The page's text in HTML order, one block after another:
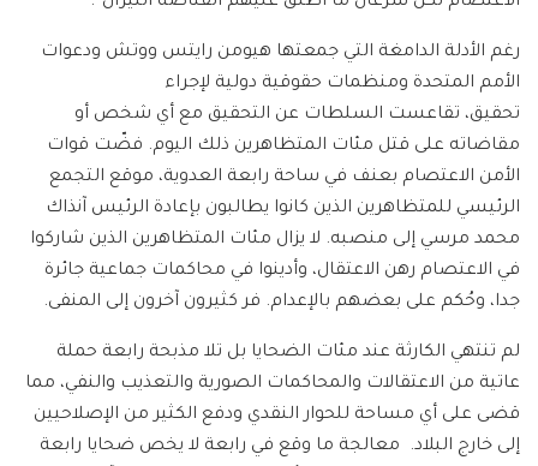
رغم الأدلة الدامغة التي جمعتها هيومن رايتس ووتش ودعوات
الأمم المتحدة ومنظمات حقوقية دولية لإجراء
تحقيق، تقاعست السلطات عن التحقيق مع أي شخص أو
مقاضاته على قتل مئات المتظاهرين ذلك اليوم. فضّت قوات
الأمن الاعتصام بعنف في ساحة رابعة العدوية، موقع التجمع
الرئيسي للمتظاهرين الذين كانوا يطالبون بإعادة الرئيس آنذاك
محمد مرسي إلى منصبه. لا يزال مئات المتظاهرين الذين شاركوا
في الاعتصام رهن الاعتقال، وأدينوا في محاكمات جماعية جائرة
جدا، وحُكم على بعضهم بالإعدام. فر كثيرون آخرون إلى المنفى.
لم تنتهي الكارثة عند مئات الضحايا بل تلا مذبحة رابعة حملة
عاتية من الاعتقالات والمحاكمات الصورية والتعذيب والنفي، مما
قضى على أي مساحة للحوار النقدي ودفع الكثير من الإصلاحيين
إلى خارج البلاد. معالجة ما وقع في رابعة لا يخص ضحايا رابعة